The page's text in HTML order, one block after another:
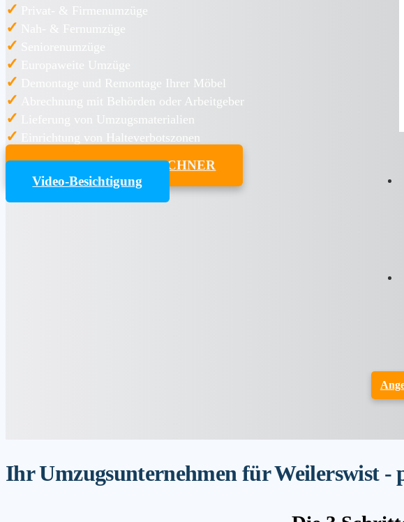
✓ Privat- & Firmenumzüge
✓ Nah- & Fernumzüge
✓ Seniorenumzüge
✓ Europaweite Umzüge
✓ Demontage und Remontage Ihrer Möbel
✓ Abrechnung mit Behörden oder Arbeitgeber
✓ Lieferung von Umzugsmaterialien
✓ Einrichtung von Halteverbotszonen
UMZUGSKOSTENRECHNER
Video-Besichtigung
Ihr Umzugsunternehmen für Weilerswist -